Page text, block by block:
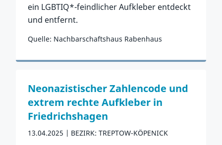
ein LGBTIQ*-feindlicher Aufkleber entdeckt
und entfernt.
Quelle: Nachbarschaftshaus Rabenhaus
Zum Vorfall
Neonazistischer Zahlencode und
extrem rechte Aufkleber in
Friedrichshagen
13.04.2025 BEZIRK: TREPTOW-KÖPENICK